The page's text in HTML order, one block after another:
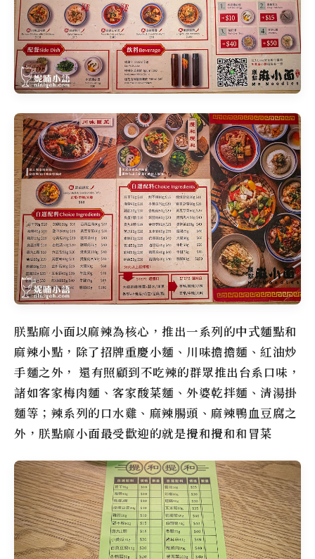
朕點麻小面以麻辣為核心，推出一系列的中式麵點和
麻辣小點，除了招牌重慶小麵、川味擔擔麵、紅油炒
手麵之外， 還有照顧到不吃辣的群眾推出台系口味，
諸如客家梅肉麵、客家酸菜麵、外婆乾拌麵、清湯掛
麵等；辣系列的口水雞、麻辣腸頭、麻辣鴨血豆腐之
外， 朕點麻小面最受歡迎的就是攪和攪和和冒菜